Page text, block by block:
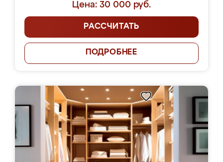
Цена: 30 000 руб.
РАССЧИТАТЬ
ПОДРОБНЕЕ